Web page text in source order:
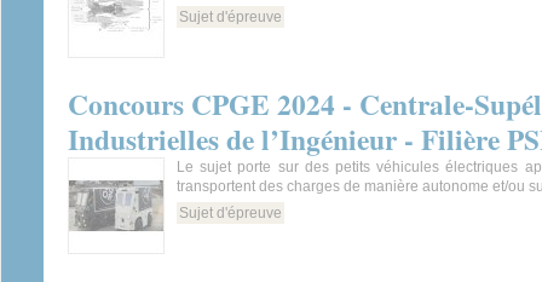
Sujet d'épreuve
Concours CPGE 2024 - Centrale-
Industrielles de l’Ingénieur - Filière
Le sujet porte sur des petits véhicules électriques
transportent des charges de manière autonome et/ou
Sujet d'épreuve